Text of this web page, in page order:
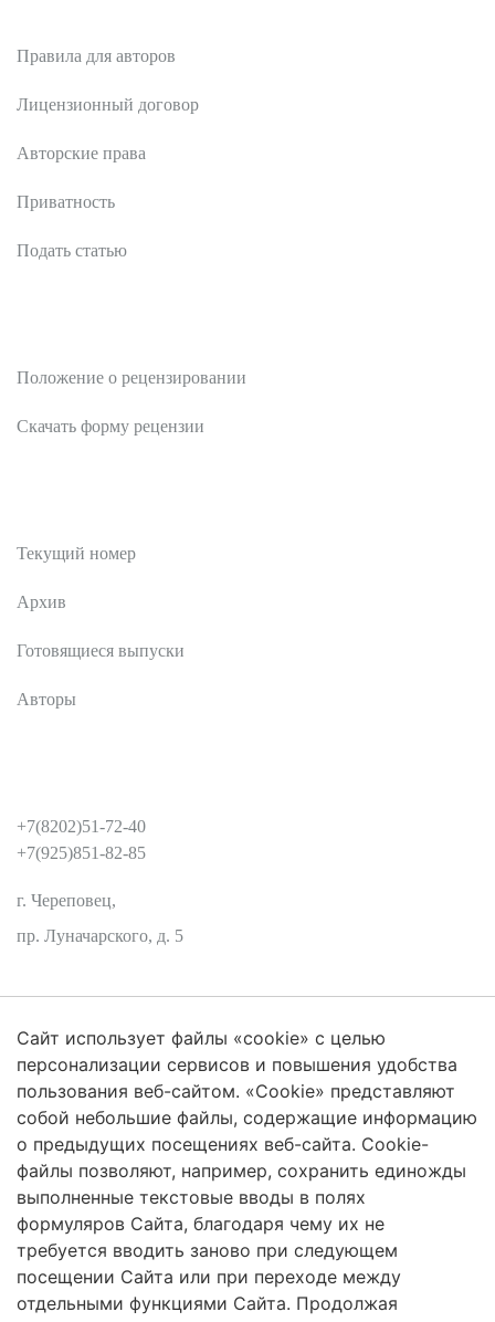
Правила для авторов
Лицензионный договор
Авторские права
Приватность
Подать статью
Положение о рецензировании
Скачать форму рецензии
Текущий номер
Архив
Готовящиеся выпуски
Авторы
+7(8202)51-72-40
+7(925)851-82-85
г. Череповец,
пр. Луначарского, д. 5
Защита персональных данных
2026 Трансформация экосистем
Череповецкий Государственный Университет
ISSN 2619-0931 Online
Контент доступен под лицензиейCreative Commons Attribution 4.0
License
Сайт использует файлы «cookie» с целью
персонализации сервисов и повышения удобства
пользования веб-сайтом. «Cookie» представляют
собой небольшие файлы, содержащие информацию
о предыдущих посещениях веб-сайта. Cookie-
файлы позволяют, например, сохранить единожды
выполненные текстовые вводы в полях
формуляров Сайта, благодаря чему их не
требуется вводить заново при следующем
посещении Сайта или при переходе между
отдельными функциями Сайта. Продолжая